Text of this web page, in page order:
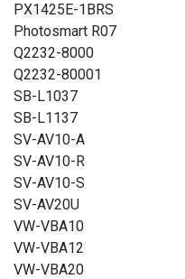
PX1425E-1BRS
Photosmart R07
Q2232-8000
Q2232-80001
SB-L1037
SB-L1137
SV-AV10-A
SV-AV10-R
SV-AV10-S
SV-AV20U
VW-VBA10
VW-VBA12
VW-VBA20